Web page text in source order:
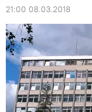
21:00 08.03.2018